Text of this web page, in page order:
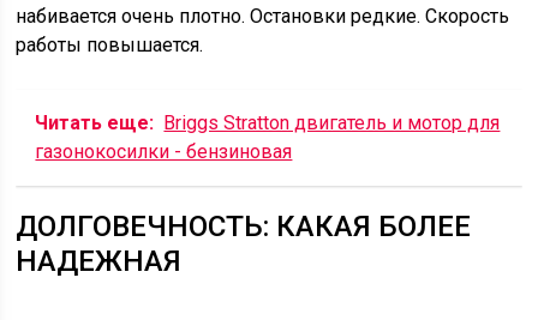
набивается очень плотно. Остановки редкие. Скорость
работы повышается.
Читать еще: Briggs Stratton двигатель и мотор для
газонокосилки - бензиновая
ДОЛГОВЕЧНОСТЬ: КАКАЯ БОЛЕЕ
НАДЕЖНАЯ